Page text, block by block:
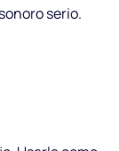
serio.